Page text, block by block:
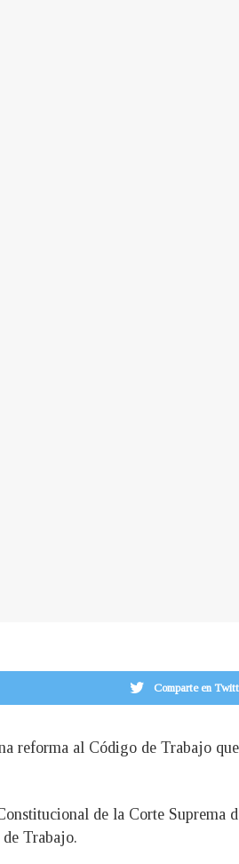
Comparte en
reforma al Código de Trabajo
de la Corte Suprema
Trabajo.